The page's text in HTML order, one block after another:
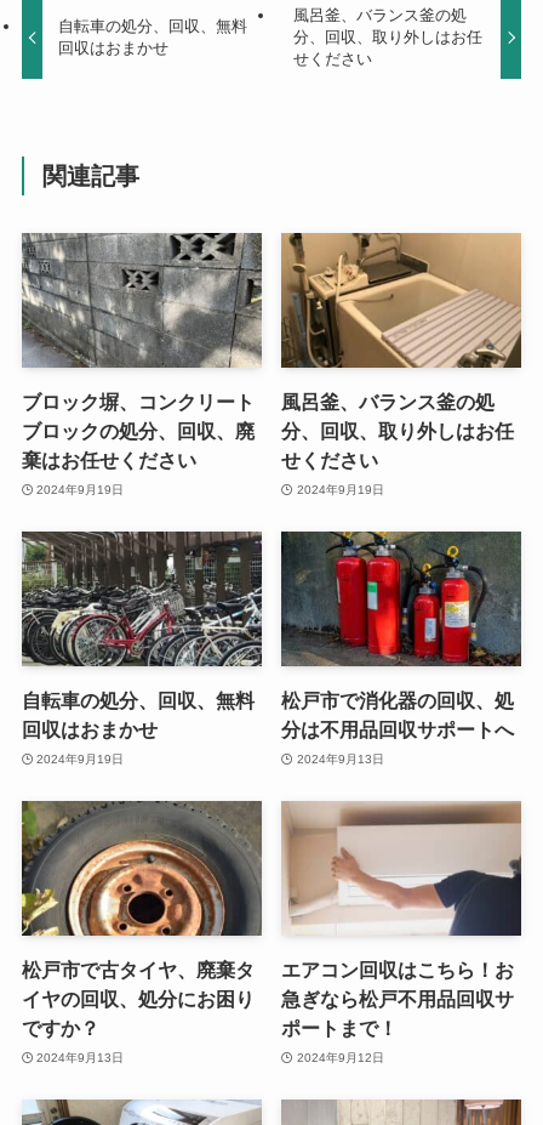
自転車の処分、回収、無料
回収はおまかせ
風呂釜、バランス釜の処
分、回収、取り外しはお任
せください
関連記事
ブロック塀、コンクリート
ブロックの処分、回収、廃
棄はお任せください
2024年9月19日
風呂釜、バランス釜の処
分、回収、取り外しはお任
せください
2024年9月19日
自転車の処分、回収、無料
回収はおまかせ
2024年9月19日
松戸市で消化器の回収、処
分は不用品回収サポートへ
2024年9月13日
松戸市で古タイヤ、廃棄タ
イヤの回収、処分にお困り
ですか？
2024年9月13日
エアコン回収はこちら！お
急ぎなら松戸不用品回収サ
ポートまで！
2024年9月12日